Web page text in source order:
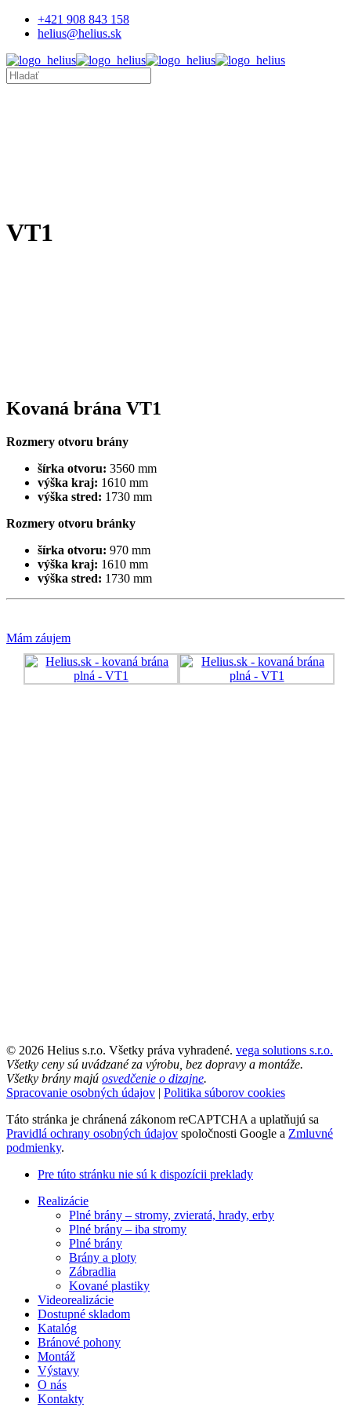
+421 908 843 158
helius@helius.sk
VT1
Kovaná brána VT1
Rozmery otvoru brány
šírka otvoru: 3560 mm
výška kraj: 1610 mm
výška stred: 1730 mm
Rozmery otvoru bránky
šírka otvoru: 970 mm
výška kraj: 1610 mm
výška stred: 1730 mm
Mám záujem
© 2026 Helius s.r.o. Všetky práva vyhradené. vega solutions s.r.o.
Všetky ceny sú uvádzané za výrobu, bez dopravy a montáže.
Všetky brány majú osvedčenie o dizajne.
Spracovanie osobných údajov | Politika súborov cookies
Táto stránka je chránená zákonom reCAPTCHA a uplatňujú sa
Pravidlá ochrany osobných údajov spoločnosti Google a Zmluvné
podmienky.
Pre túto stránku nie sú k dispozícii preklady
Realizácie
Plné brány – stromy, zvieratá, hrady, erby
Plné brány – iba stromy
Plné brány
Brány a ploty
Zábradlia
Kované plastiky
Videorealizácie
Dostupné skladom
Katalóg
Bránové pohony
Montáž
Výstavy
O nás
Kontakty